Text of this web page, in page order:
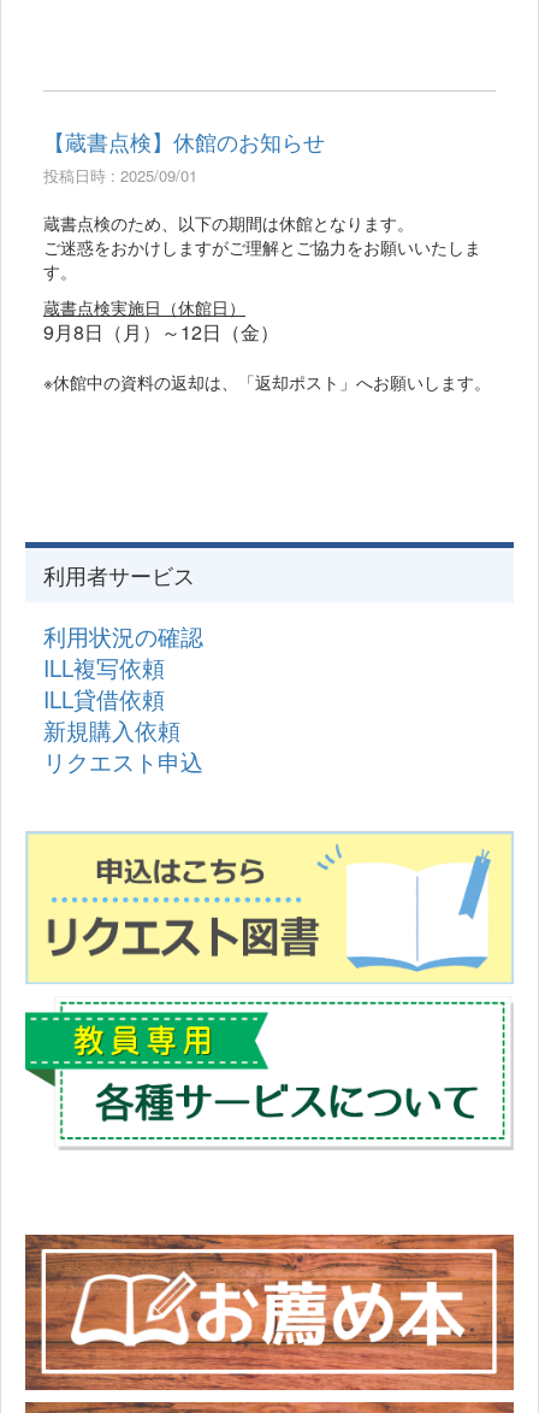
【蔵書点検】休館のお知らせ
投稿日時 : 2025/09/01
蔵書点検のため、以下の期間は休館となります。
ご迷惑をおかけしますがご理解とご協力をお願いいたしま
す。
蔵書点検実施日（休館日）
9月8日（月）～12日（金）
※休館中の資料の返却は、「返却ポスト」へお願いします。
利用者サービス
利用状況の確認
ILL複写依頼
ILL貸借依頼
新規購入依頼
リクエスト申込